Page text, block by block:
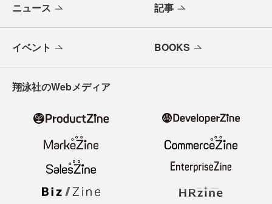
ニュース 記事
イベント BOOKS
翔泳社のWebメディア